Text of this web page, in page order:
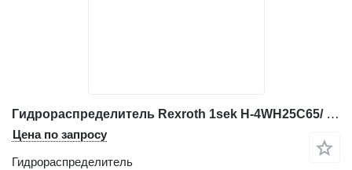
Гидрораспределитель Rexroth 1sek H-4WH25C65/ 00491772 A204 для экскаватора
Цена по запросу
Гидрораспределитель